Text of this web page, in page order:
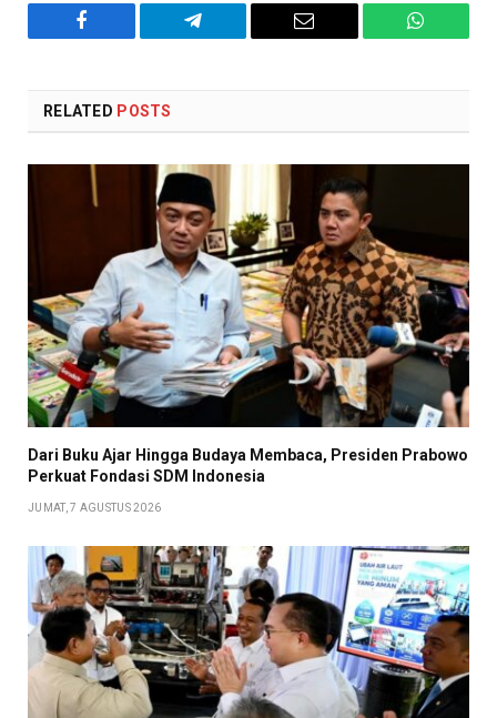
Facebook Telegram Email
RELATED POSTS
Dari Buku Ajar Hingga Budaya Membaca, Presiden Prabowo
Perkuat Fondasi SDM Indonesia
JUMAT, 7 AGUSTUS 2026